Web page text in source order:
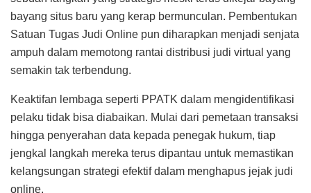
bayang situs baru yang kerap bermunculan. Pembentukan
Satuan Tugas Judi Online pun diharapkan menjadi senjata
ampuh dalam memotong rantai distribusi judi virtual yang
semakin tak terbendung.
Keaktifan lembaga seperti PPATK dalam mengidentifikasi
pelaku tidak bisa diabaikan. Mulai dari pemetaan transaksi
hingga penyerahan data kepada penegak hukum, tiap
jengkal langkah mereka terus dipantau untuk memastikan
kelangsungan strategi efektif dalam menghapus jejak judi
online.